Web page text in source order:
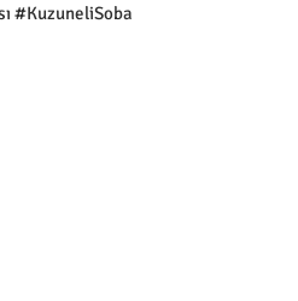
#KuzuneliSoba